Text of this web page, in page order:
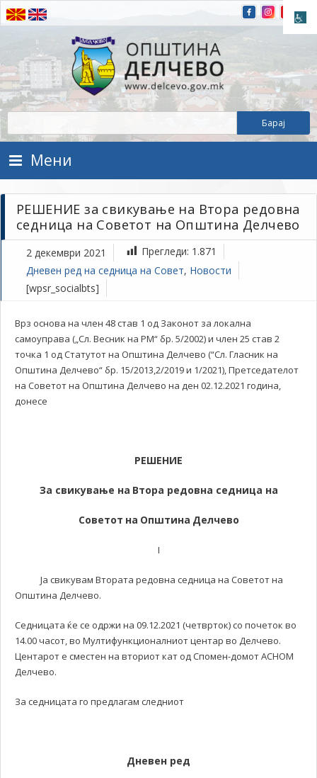
Прескокнете на содржината
Општина Делчево
Општина Делчево
Мени
РЕШЕНИЕ за свикување на Втора редовна
седница на Советот на Општина Делчево
2 декември 2021 Прегледи: 1.871
Дневен ред на седница на Совет, Новости
[wpsr_socialbts]
Врз основа на член 48 став 1 од Законот за локална
самоуправа („Сл. Весник на РМ“ бр. 5/2002) и член 25 став 2
точка 1 од Статутот на Општина Делчево (“Сл. Гласник на
Општина Делчево“ бр. 15/2013,2/2019 и 1/2021), Претседателот
на Советот на Општина Делчево на ден 02.12.2021 година,
донесe
РЕШЕНИЕ
За свикување на Втора редовна седница на
Советот на Општина Делчево
I
Ја свикувам Втората редовна седница на Советот на
Општина Делчево.
Седницата ќе се одржи на 09.12.2021 (четврток) со почеток во
14.00 часот, во Мултифункционалниот центар во Делчево.
Центарот е сместен на вториот кат од Спомен-домот АСНОМ
Делчево.
За седницата го предлагам следниот
Дневен ред